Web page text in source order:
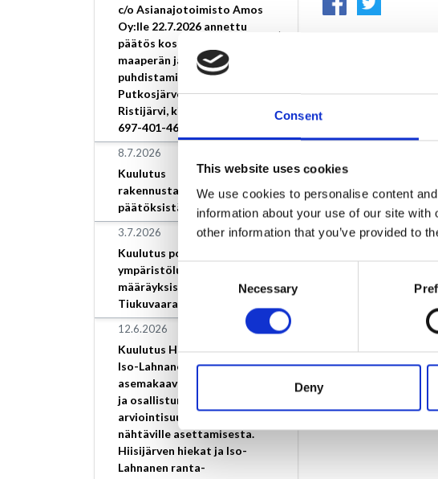
Consent
This website uses cookies
We use cookies to personalise content
information about your use of our site
other information that you’ve provided to
Consent
Necessary
Deny
c/o Asianajotoimisto Amos
Oy:lle 22.7.2026 annettu
päätös koskee pilaantuneen
maaperän ja pohjaveden
puhdistamista osoitteessa
Putkosjärventie 28,
Ristijärvi, kiinteistötunnus
697-401-46-9.
8.7.2026
Kuulutus
rakennustarkastajan
päätöksistä
3.7.2026
Kuulutus poikkeamisesta
ympäristöluvan
määräyksistä, Loimaan Kivi
Tiukuvaara
12.6.2026
Kuulutus Hiisijärven hiekat ja
Iso-Lahnanen ranta-
asemakaavan vireilletulosta
ja osallistumis- ja
arviointisuunnitelman
nähtäville asettamisesta.
Hiisijärven hiekat ja Iso-
Lahnanen ranta-